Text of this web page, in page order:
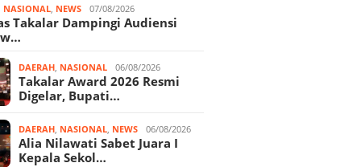
NASIONAL, NEWS 07/08/2026
Takalar Dampingi Audiensi
DAERAH, NASIONAL 06/08/2026
Takalar Award 2026 Resmi
Digelar, Bupati…
DAERAH, NASIONAL, NEWS 06/08/2026
Alia Nilawati Sabet Juara I
Kepala Sekol…